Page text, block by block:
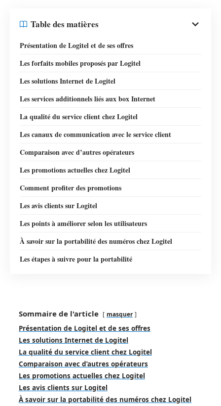
Table des matières
Présentation de Logitel et de ses offres
Les forfaits mobiles proposés par Logitel
Les solutions Internet de Logitel
Les services additionnels liés aux box Internet
La qualité du service client chez Logitel
Les canaux de communication avec le service client
Comparaison avec d’autres opérateurs
Les promotions actuelles chez Logitel
Comment profiter des promotions
Les avis clients sur Logitel
Les points à améliorer selon les utilisateurs
À savoir sur la portabilité des numéros chez Logitel
Les étapes à suivre pour la portabilité
Sommaire de l'article masquer
Présentation de Logitel et de ses offres
Les solutions Internet de Logitel
La qualité du service client chez Logitel
Comparaison avec d’autres opérateurs
Les promotions actuelles chez Logitel
Les avis clients sur Logitel
À savoir sur la portabilité des numéros chez Logitel